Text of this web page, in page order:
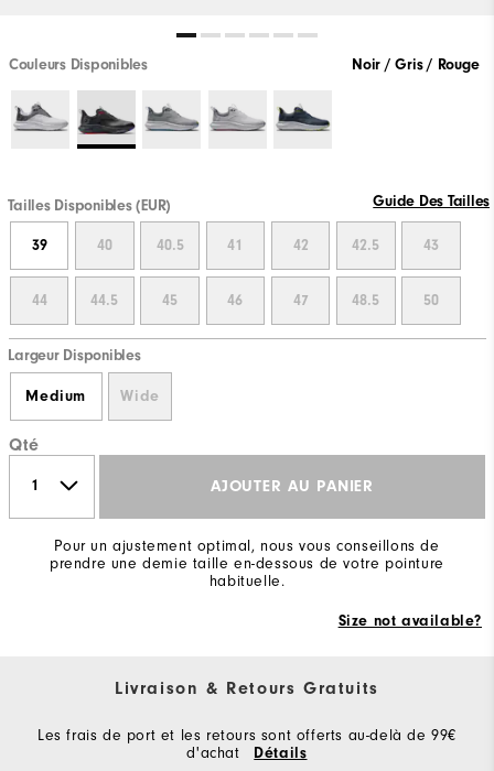
Couleurs Disponibles Noir / Gris / Rouge
Tailles Disponibles (EUR) Guide Des Tailles
39 40 40.5 41 42 42.5 43
44 44.5 45 46 47 48.5 50
Largeur Disponibles
Medium Wide
Qté
AJOUTER AU PANIER
Pour un ajustement optimal, nous vous conseillons de
prendre une demie taille en-dessous de votre pointure
habituelle.
Size not available?
Livraison & Retours Gratuits
Les frais de port et les retours sont offerts au-delà de 99€
d'achat
Détails